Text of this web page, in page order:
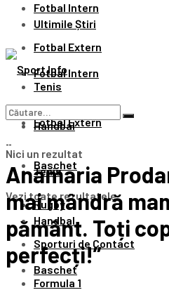
Fotbal Intern
Fotbal Extern
Tenis
Handbal
Baschet
Rugby
Sporturi de Contact
Formula 1
Ultimile Știri
Fotbal Intern
Fotbal Extern
Tenis
Handbal
Baschet
Nici un rezultat
Vezi toate rezultatele
Anamaria
mai mândră
pământ. Toți
perfecți!”